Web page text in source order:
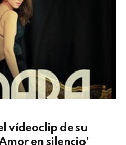
vídeoclip de su
en silencio’